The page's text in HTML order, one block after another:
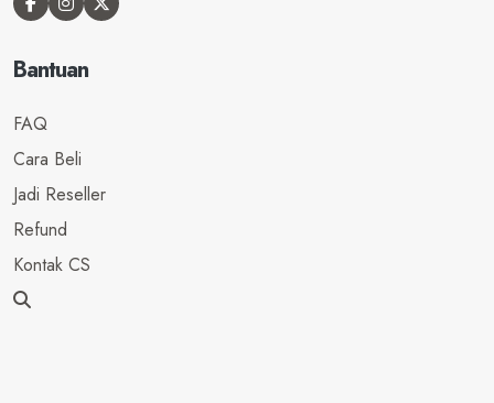
Bantuan
FAQ
Cara Beli
Jadi Reseller
Refund
Kontak CS